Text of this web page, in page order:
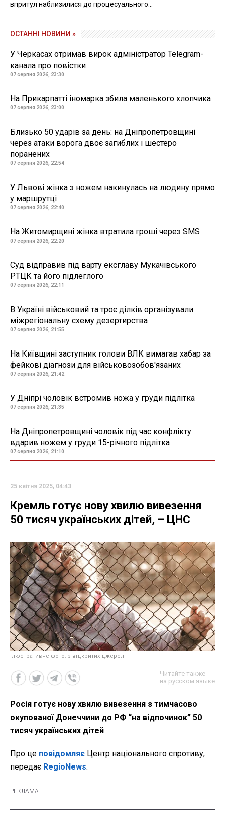
впритул наблизилися до процесуального...
ОСТАННІ НОВИНИ »
У Черкасах отримав вирок адміністратор Telegram-
канала про повістки
07 серпня 2026, 23:30
На Прикарпатті іномарка збила маленького хлопчика
07 серпня 2026, 23:00
Близько 50 ударів за день: на Дніпропетровщині
через атаки ворога двоє загиблих і шестеро
поранених
07 серпня 2026, 22:54
У Львові жінка з ножем накинулась на людину прямо
у маршрутці
07 серпня 2026, 22:40
На Житомирщині жінка втратила гроші через SMS
07 серпня 2026, 22:20
Суд відправив під варту ексглаву Мукачівського
РТЦК та його підлеглого
07 серпня 2026, 22:11
В Україні військовий та троє ділків організували
міжрегіональну схему дезертирства
07 серпня 2026, 21:55
На Київщині заступник голови ВЛК вимагав хабар за
фейкові діагнози для військовозобов'язаних
07 серпня 2026, 21:42
У Дніпрі чоловік встромив ножа у груди підлітка
07 серпня 2026, 21:35
На Дніпропетровщині чоловік під час конфлікту
вдарив ножем у груди 15-річного підлітка
07 серпня 2026, 21:10
25 квітня 2025, 04:43
Кремль готує нову хвилю вивезення
50 тисяч українських дітей, – ЦНС
ілюстративне фото: з відкритих джерел
Читайте также
на русском языке
Росія готує нову хвилю вивезення з тимчасово
окупованої Донеччини до РФ “на відпочинок” 50
тисяч українських дітей
Про це повідомляє Центр національного спротиву,
передає RegioNews.